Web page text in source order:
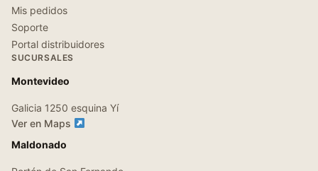
Mis pedidos
Soporte
Portal distribuidores
SUCURSALES
Montevideo
Galicia 1250 esquina Yí
Ver en Maps
Maldonado